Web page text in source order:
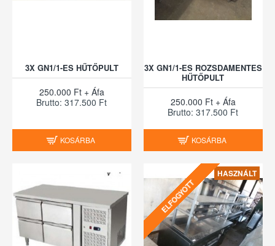
3X GN1/1-ES HŰTŐPULT
250.000 Ft + Áfa
Brutto: 317.500 Ft
KOSÁRBA
3X GN1/1-ES ROZSDAMENTES
HŰTŐPULT
250.000 Ft + Áfa
Brutto: 317.500 Ft
KOSÁRBA
HASZNÁLT
ELFOGYOTT